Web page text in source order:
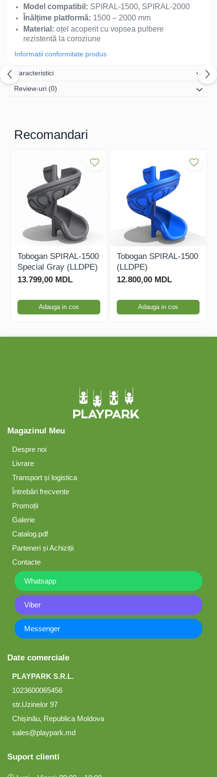
Model compatibil: SPIRAL-1500, SPIRAL-2000
Înălțime platformă: 1500 – 2000 mm
Material: oțel acoperit cu vopsea pulbere
rezistentă la coroziune
Informatii conformitate produs
Caracteristici
Review-uri (0)
Recomandari
Tobogan SPIRAL-1500
Special Gray (LLDPE)
13.799,00 MDL
Adauga in cos
Tobogan SPIRAL-1500
(LLDPE)
12.800,00 MDL
Adauga in cos
Magazinul Meu
Despre noi
Livrare
Transport și logistica
Întrebări frecvente
Promoții
Galerie
Catalog.pdf
Parteneri și Achiziții
Contacte
Whatsapp
Viber
Messenger
Date comerciale
PLAYPARK S.R.L.
1023600065456
str.Uzinelor 97
Chișinău, Republica Moldova
sales@playpark.md
Suport clienti